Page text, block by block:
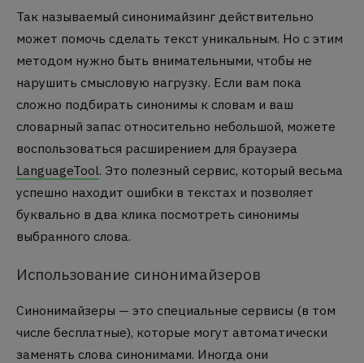
Так называемый синонимайзинг действительно
может помочь сделать текст уникальным. Но с этим
методом нужно быть внимательными, чтобы не
нарушить смысловую нагрузку. Если вам пока
сложно подбирать синонимы к словам и ваш
словарный запас относительно небольшой, можете
воспользоваться расширением для браузера
LanguageTool. Это полезный сервис, который весьма
успешно находит ошибки в текстах и позволяет
буквально в два клика посмотреть синонимы
выбранного слова.
Использование синонимайзеров
Синонимайзеры — это специальные сервисы (в том
числе бесплатные), которые могут автоматически
заменять слова синонимами. Иногда они